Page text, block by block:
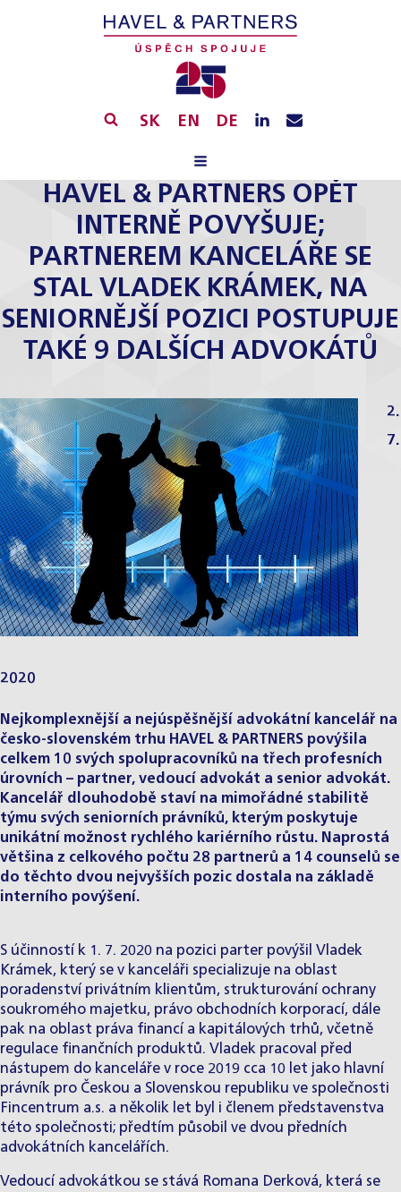
SK EN DE
HAVEL & PARTNERS OPĚT
INTERNĚ POVYŠUJE;
PARTNEREM KANCELÁŘE SE
STAL VLADEK KRÁMEK, NA
SENIORNĚJŠÍ POZICI POSTUPUJE
TAKÉ 9 DALŠÍCH ADVOKÁTŮ
2.
7.
2020
Nejkomplexnější a nejúspěšnější advokátní kancelář na
česko-slovenském trhu HAVEL & PARTNERS povýšila
celkem 10 svých spolupracovníků na třech profesních
úrovních – partner, vedoucí advokát a senior advokát.
Kancelář dlouhodobě staví na mimořádné stabilitě
týmu svých seniorních právníků, kterým poskytuje
unikátní možnost rychlého kariérního růstu. Naprostá
většina z celkového počtu 28 partnerů a 14 counselů se
do těchto dvou nejvyšších pozic dostala na základě
interního povýšení.
S účinností k 1. 7. 2020 na pozici parter povýšil Vladek
Krámek, který se v kanceláři specializuje na oblast
poradenství privátním klientům, strukturování ochrany
soukromého majetku, právo obchodních korporací, dále
pak na oblast práva financí a kapitálových trhů, včetně
regulace finančních produktů. Vladek pracoval před
nástupem do kanceláře v roce 2019 cca 10 let jako hlavní
právník pro Českou a Slovenskou republiku ve společnosti
Fincentrum a.s. a několik let byl i členem představenstva
této společnosti; předtím působil ve dvou předních
advokátních kancelářích.
Vedoucí advokátkou se stává Romana Derková, která se